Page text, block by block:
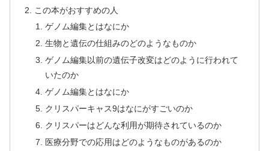
この本がおすすめの人
ゲノム編集とはなにか
生物と遺伝の仕組みのどのようなものか
ゲノム編集以前の遺伝子改変はどのように行われて
いたのか
ゲノム編集とはなにか
クリスパーキャス9はなにがすごいのか
クリスパーはどんな利用が期待されているのか
医療分野での応用はどのようなものがあるのか